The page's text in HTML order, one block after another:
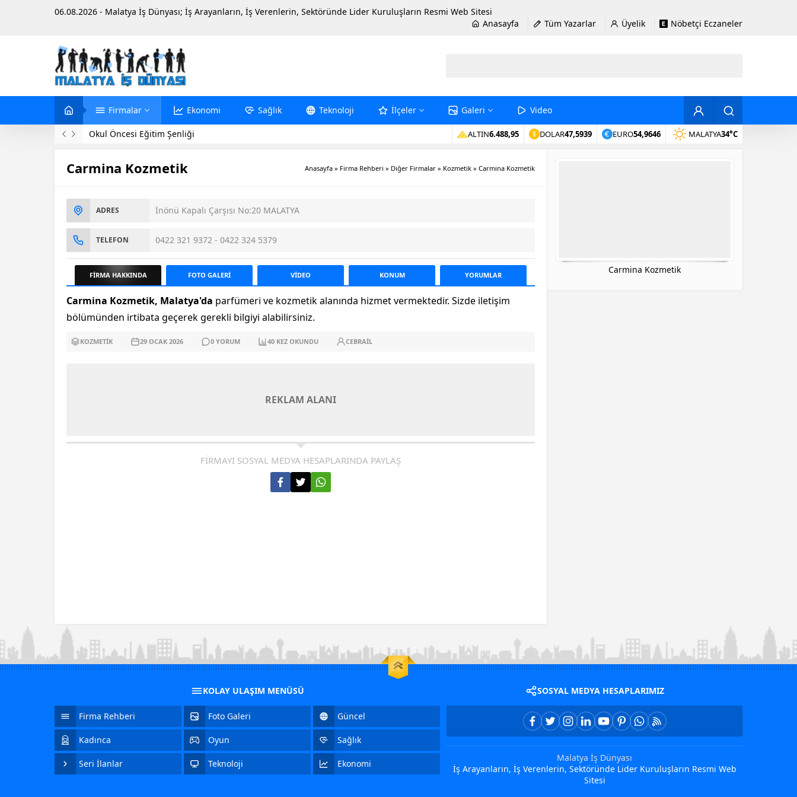
06.08.2026 - Malatya İş Dünyası; İş Arayanların, İş Verenlerin, Sektöründe Lider Kuruluşların Resmi Web Sitesi
Anasayfa
Tüm Yazarlar Üyelik Nöbetçi Eczaneler
Firmalar Ekonomi Sağlık Teknoloji İlçeler Galeri Video
Evinde Ölü Bulundu ALTIN6.488,95 DOLAR47,5939 EURO54,9646 MALATYA34°C
Carmina Kozmetik Anasayfa » Firma Rehberi » Diğer Firmalar » Kozmetik » Carmina Kozmetik
ADRES İnönü Kapalı Çarşısı No:20 MALATYA
TELEFON 0422 321 9372 - 0422 324 5379
FİRMA HAKKINDA FOTO GALERİ VİDEO KONUM YORUMLAR
Carmina Kozmetik, Malatya'da parfümeri ve kozmetik alanında hizmet vermektedir. Sizde iletişim
bölümünden irtibata geçerek gerekli bilgiyi alabilirsiniz.
KOZMETIK 29 OCAK 2026 0 YORUM 40 KEZ OKUNDU CEBRAIL
REKLAM ALANI
FİRMAYI SOSYAL MEDYA HESAPLARINDA PAYLAŞ
Carmina Kozmetik
KOLAY ULAŞIM MENÜSÜ
Firma Rehberi Foto Galeri Güncel
Kadınca Oyun Sağlık
Seri İlanlar Teknoloji Ekonomi
SOSYAL MEDYA HESAPLARIMIZ
Malatya İş Dünyası
İş Arayanların, İş Verenlerin, Sektöründe Lider Kuruluşların Resmi Web
Sitesi